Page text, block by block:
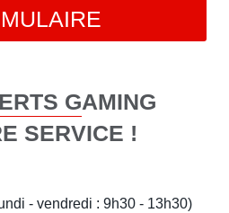
GAMING
SERVICE !
- vendredi : 9h30 - 13h30)